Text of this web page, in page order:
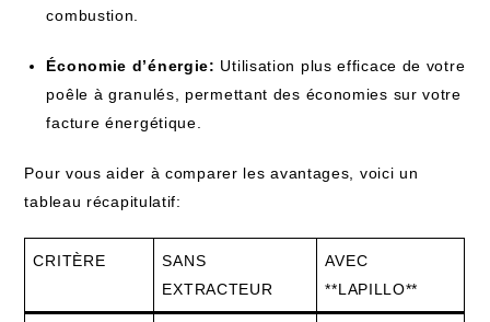
combustion.
Économie d’énergie: Utilisation plus efficace de votre
poêle à granulés, permettant des économies sur votre
facture énergétique.
Pour vous aider à comparer les avantages, voici un
tableau récapitulatif:
CRITÈRE
SANS
EXTRACTEUR
AVEC
**LAPILLO**